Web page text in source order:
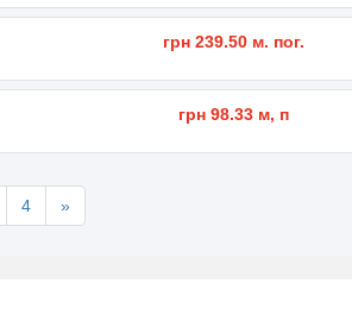
грн 239.50м. пог.
грн 98.33м, п
4 »